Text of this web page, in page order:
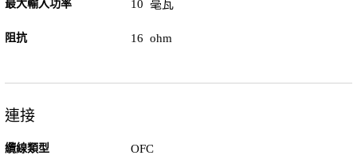
最大輸入功率 10 毫瓦
阻抗 16 ohm
連接
纜線類型 OFC